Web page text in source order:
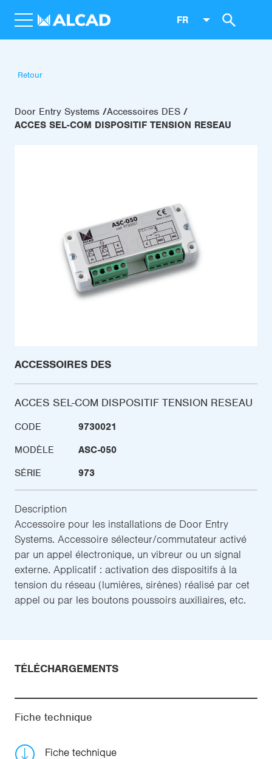
FR
Retour
Door Entry Systems Accessoires DES
ACCES SEL-COM DISPOSITIF TENSION RESEAU
ACCESSOIRES DES
ACCES SEL-COM DISPOSITIF TENSION RESEAU
CODE
9730021
MODÈLE
ASC-050
SÉRIE
973
Description
Accessoire pour les installations de Door Entry
Systems. Accessoire sélecteur/commutateur activé
par un appel électronique, un vibreur ou un signal
externe. Applicatif : activation des dispositifs à la
tension du réseau (lumières, sirènes) réalisé par cet
appel ou par les boutons poussoirs auxiliaires, etc.
TÉLÉCHARGEMENTS
Fiche technique
Fiche technique